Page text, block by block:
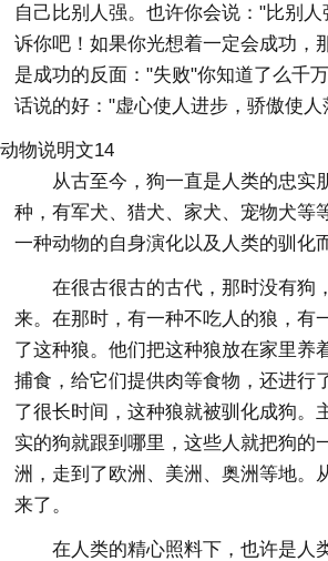
自己比别人强。也许你会说："比别
诉你吧！如果你光想着一定会成功，
是成功的反面："失败"你知道了么千
话说的好："虚心使人进步，骄傲使人
动物说明文14
从古至今，狗一直是人类的忠实
种，有军犬、猎犬、家犬、宠物犬等
一种动物的自身演化以及人类的驯化
在很古很古的古代，那时没有狗
来。在那时，有一种不吃人的狼，有
了这种狼。他们把这种狼放在家里养
捕食，给它们提供肉等食物，还进行
了很长时间，这种狼就被驯化成狗。
实的狗就跟到哪里，这些人就把狗的
洲，走到了欧洲、美洲、奥洲等地。
来了。
在人类的精心照料下，也许是人